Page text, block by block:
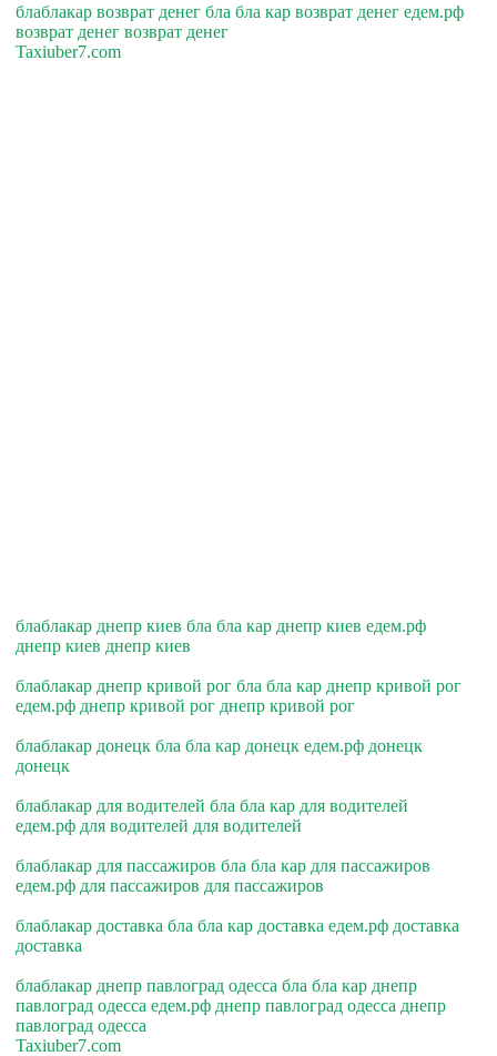
блаблакар возврат денег бла бла кар возврат денег едем.рф
возврат денег возврат денег
Taxiuber7.com
блаблакар днепр киев бла бла кар днепр киев едем.рф
днепр киев днепр киев
блаблакар днепр кривой рог бла бла кар днепр кривой рог
едем.рф днепр кривой рог днепр кривой рог
блаблакар донецк бла бла кар донецк едем.рф донецк
донецк
блаблакар для водителей бла бла кар для водителей
едем.рф для водителей для водителей
блаблакар для пассажиров бла бла кар для пассажиров
едем.рф для пассажиров для пассажиров
блаблакар доставка бла бла кар доставка едем.рф доставка
доставка
блаблакар днепр павлоград одесса бла бла кар днепр
павлоград одесса едем.рф днепр павлоград одесса днепр
павлоград одесса
Taxiuber7.com